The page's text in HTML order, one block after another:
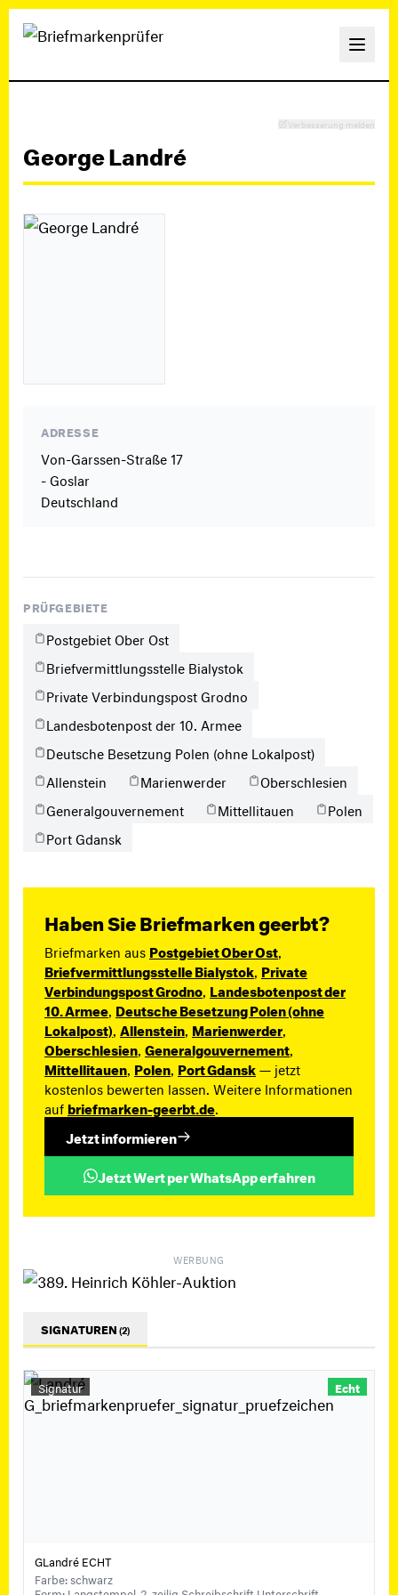
Verbesserung melden
George Landré
ADRESSE
Von-Garssen-Straße 17
- Goslar
Deutschland
PRÜFGEBIETE
Postgebiet Ober Ost
Briefvermittlungsstelle Bialystok
Private Verbindungspost Grodno
Landesbotenpost der 10. Armee
Deutsche Besetzung Polen (ohne Lokalpost)
Allenstein
Marienwerder
Oberschlesien
Generalgouvernement
Mittellitauen
Polen
Port Gdansk
Haben Sie Briefmarken geerbt?
Briefmarken aus Postgebiet Ober Ost
Briefvermittlungsstelle Bialystok Private
Verbindungspost Grodno Landesbotenpost der
10. Armee Deutsche Besetzung Polen (ohne
Lokalpost) Allenstein Marienwerder
Oberschlesien Generalgouvernement
Mittellitauen Polen Port Gdansk— jetzt
kostenlos bewerten lassen. Weitere Informationen
aufbriefmarken-geerbt.de
Jetzt informieren
Jetzt Wert per WhatsApp erfahren
WERBUNG
SIGNATUREN(2)
Signatur Echt
GLandré ECHT
Farbe: schwarz